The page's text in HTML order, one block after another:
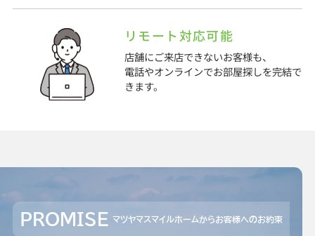
リモート対応可能
店舗にご来店できないお客様も、
電話やオンラインでお部屋探しを完結で
きます。
PROMISE マツヤマスマイルホームからお客様へのお約束